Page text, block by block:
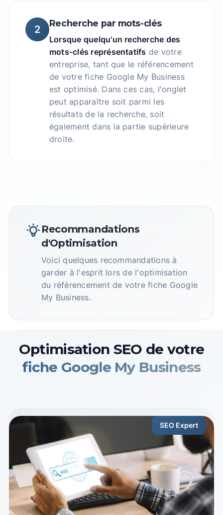
2
Recherche par mots-clés
Lorsque quelqu'un recherche des
mots-clés représentatifs de votre
entreprise, tant que le référencement
de votre fiche Google My Business
est optimisé. Dans ces cas, l'onglet
peut apparaître soit parmi les
résultats de la recherche, soit
également dans la partie supérieure
droite.
Recommandations
d'Optimisation
Voici quelques recommandations à
garder à l'esprit lors de l'optimisation
du référencement de votre fiche Google
My Business.
Optimisation SEO de votre
fiche Google My Business
SEO Expert